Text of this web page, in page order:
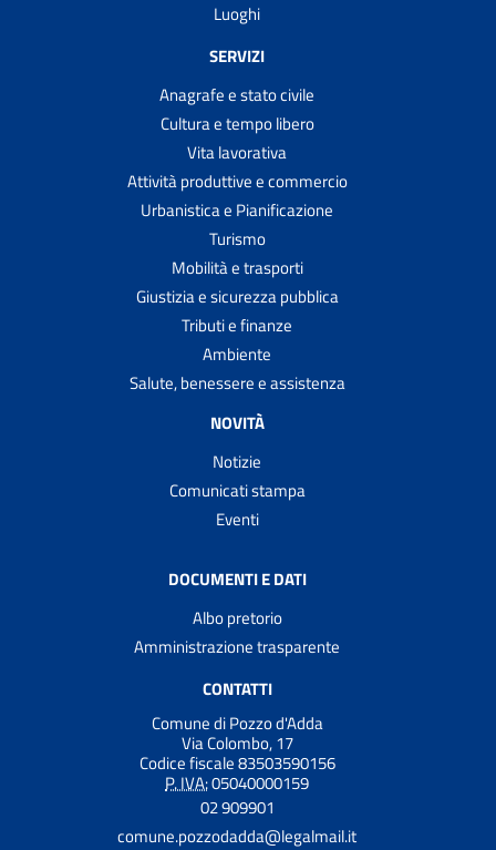
Luoghi
SERVIZI
Anagrafe e stato civile
Cultura e tempo libero
Vita lavorativa
Attività produttive e commercio
Urbanistica e Pianificazione
Turismo
Mobilità e trasporti
Giustizia e sicurezza pubblica
Tributi e finanze
Ambiente
Salute, benessere e assistenza
NOVITÀ
Notizie
Comunicati stampa
Eventi
DOCUMENTI E DATI
Albo pretorio
Amministrazione trasparente
CONTATTI
Comune di Pozzo d'Adda
Via Colombo, 17
Codice fiscale 83503590156
P. IVA:05040000159
02 909901
comune.pozzodadda@legalmail.it